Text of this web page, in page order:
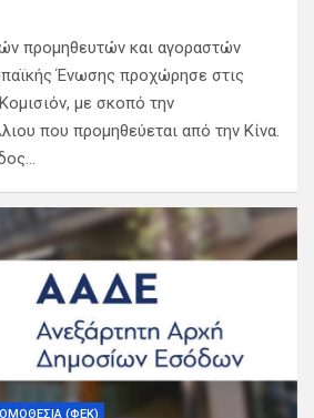
προμηθευτών και αγοραστών
Ένωσης προχώρησε στις
με σκοπό την
που προμηθεύεται από την Κίνα.
(ΦΕΚ)